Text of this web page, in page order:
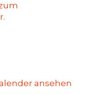
ansehen